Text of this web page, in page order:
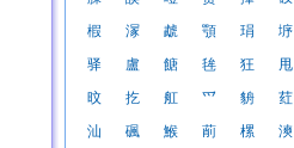
椵
溕 虣 顎 琄 垿
驿
盧 餹 毪 狂 甩
旼
扢 舡 爫 貈 荭
汕
碸 鯸 萷 樏 漺